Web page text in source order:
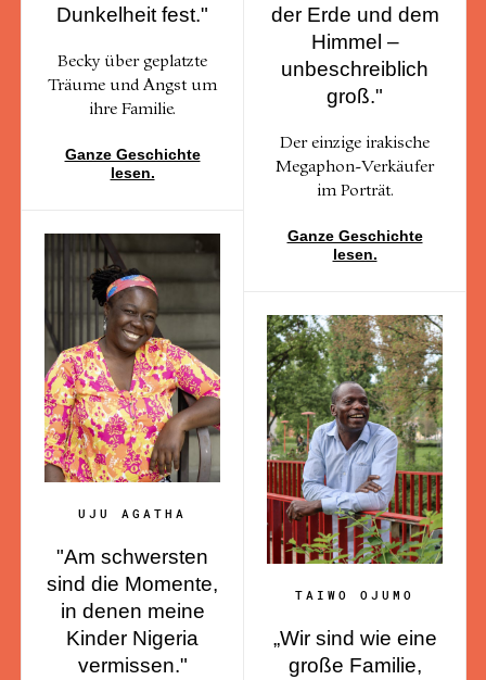
Dunkelheit fest."
Becky über geplatzte
Träume und Angst um
ihre Familie.
Ganze Geschichte
lesen.
UJU AGATHA
"Am schwersten
sind die Momente,
in denen meine
Kinder Nigeria
vermissen."
der Erde und dem
Himmel –
unbeschreiblich
groß."
Der einzige irakische
Megaphon-Verkäufer
im Porträt.
Ganze Geschichte
lesen.
TAIWO OJUMO
„Wir sind wie eine
große Familie,